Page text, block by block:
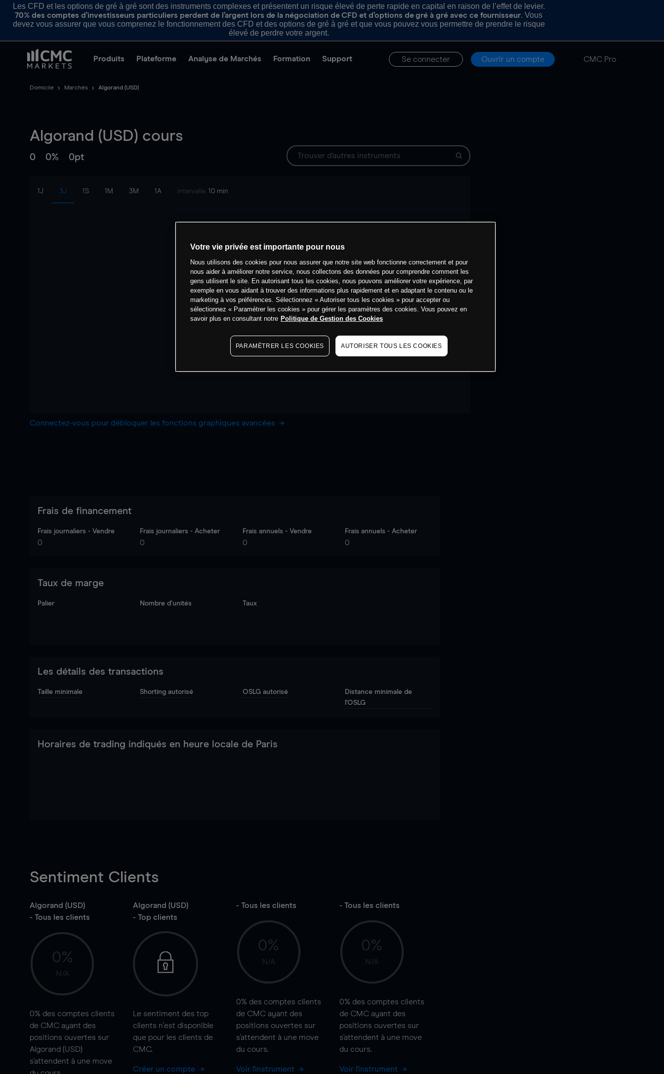
Les CFD et les options de gré à gré sont des instruments complexes et présentent un risque élevé de perte rapide en capital en raison de l’effet de levier.
70% des comptes d’investisseurs particuliers perdent de l’argent lors de la négociation de CFD et d’options de gré à gré avec ce fournisseur. Vous
devez vous assurer que vous comprenez le fonctionnement des CFD et des options de gré à gré et que vous pouvez vous permettre de prendre le risque
élevé de perdre votre argent.
Produits Plateforme Analyse de Marchés Formation Support Se connecter Ouvrir un compte CMC Pro
Domicile Marchés Algorand (USD)
Algorand (USD) cours
0 0% 0pt
1J 3J 1S 1M 3M 1A intervalle: 10 min
Connectez-vous pour débloquer les fonctions graphiques avancées
Frais de financement
Frais journaliers - Vendre
0
Frais journaliers - Acheter
0
Frais annuels - Vendre
0
Frais annuels - Acheter
0
Taux de marge
Palier Nombre d’unités Taux
Les détails des transactions
Taille minimale Shorting autorisé OSLG autorisé
Distance minimale de
l'OSLG
Horaires de trading indiqués en heure locale de Paris
Sentiment Clients
Algorand (USD)
- Tous les clients
0%
N/A
0% des comptes clients
de CMC ayant des
positions ouvertes sur
Algorand (USD)
s'attendent à une move
Algorand (USD)
- Top clients
Le sentiment des top
clients n'est disponible
que pour les clients de
CMC.
Créer un compte
- Tous les clients
0%
N/A
0% des comptes clients
de CMC ayant des
positions ouvertes sur
s'attendent à une move
du cours.
Voir l'instrument
- Tous les clients
0%
N/A
0% des comptes clients
de CMC ayant des
positions ouvertes sur
s'attendent à une move
du cours.
Voir l'instrument
Votre vie privée est importante pour nous
Nous utilisons des cookies pour nous assurer que notre site web fonctionne correctement et pour
nous aider à améliorer notre service, nous collectons des données pour comprendre comment les
gens utilisent le site. En autorisant tous les cookies, nous pouvons améliorer votre expérience, par
exemple en vous aidant à trouver des informations plus rapidement et en adaptant le contenu ou le
marketing à vos préférences. Sélectionnez « Autoriser tous les cookies » pour accepter ou
sélectionnez « Paramétrer les cookies » pour gérer les paramètres des cookies. Vous pouvez en
savoir plus en consultant notre Politique de Gestion des Cookies
PARAMÉTRER LES COOKIES AUTORISER TOUS LES COOKIES